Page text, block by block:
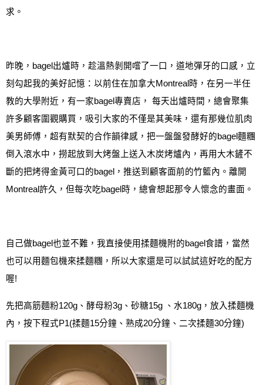
求。
昨晚， bagel 出爐時 ，趁溫熱剝開嚐了一口，道地彈牙的口感，立
刻勾起我的美好記憶： 以前住在加拿大Montreal 時，在另一半任
教的大學附近，有一家bagel專賣店， 每天出爐時間， 總會聚集
許多顧客圍觀購買，吸引大家的不僅是其美味 ，還有那幾位肌肉
美男師傅，超有默契的合作韻律感，把一盤盤發酵好的bagel麵糰
倒入滾水中，撈起放到大烤盤上送入木炭烤爐內，再用大木鏟不
斷的把烤得金黃可口的bagel ， 推送到顧客面前的竹籃內 。離開
Montreal許久， 但每次吃bagel 時，總會想起那令人懷念的畫面。
自己做bagel也並不難，我直接使用揉麵機附的bagel食譜 ，當然
也可以用麵包機來揉麵糰 ，所以大家還是可以試試這好吃的配方
喔!
先把高筋麵粉120g 、酵母粉3g 、砂糖15g 、水180g ，放入揉麵機
內， 按下程式P1(揉麵15分鐘、熟成20分鐘、二次揉麵30分鐘)